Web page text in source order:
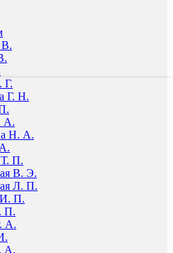
В.
Г.
Г. Н.
А.
Н. А.
П.
В. Э.
Л. П.
И. П.
П.
А.
А.